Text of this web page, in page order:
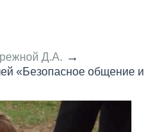
Д.А. →
«Безопасное общение и